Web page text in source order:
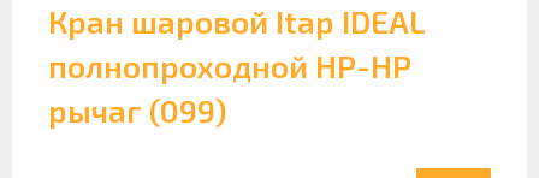
Кран шаровой Itap IDEAL
полнопроходной НР-НР
рычаг (099)